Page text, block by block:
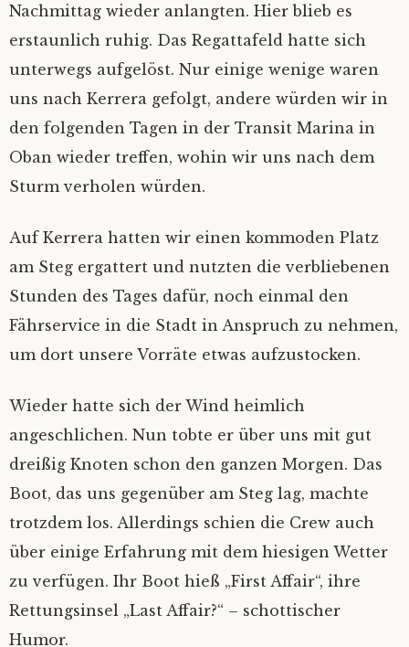
Hausmannskost
Verwaschene Zeit
Voll auf Zucker
Küstenpfade
Wir sind nett
‚Keine Sonnenuntergänge, bitte…‘
Postbox inside
Boat Stop
Regenbogen und andere Kausalketten
Fair winds
Sitzriesen ohne Schuhe
Flachwasser
Muttis Parkplatz
‚Gute Wahl, hätte ich auch genommen‘
Zurückfahren ist immer sch…
Lichtermeer
‚Kein Wind von vorn’
Unsichtig
Damp – ausgetrickst
Schilksee – drunter und drüber
Schoko-Traum
Aufsässig Teil 2
Mondsonate
Wir sehen uns im Hafen
Graduelle Unterschiede
Durchgedreht
Bald rum
Vergessene Orte – versunkene Welten
Nicht Sand in den Schuhn, nur Schlick an
den Füßen
Einhand Ü-70
Hamburg in Glückstadt
Ruf nach dem Gennaker
Romantik im Schlicklock
Mythos Helgoland
Skippis Keks
Fast Juist
Abbruch
Schickeria
Ullas Container
Die schönste von allen…
Hab‘ ich‘s nicht gesagt?
Sahne-Gate
Verschlüsselung
Rumtreiber
Ganz wichtig: gelangweilt gucken…
Kalt erwischt
Lichtermeer
Von Inseln, Krabben und späten Einsichten
Schmetterlinge auf dem Wasser
Langläufer, Querläufer, Tiefgänger
Gut gespült
Die Welt für ein Segel
Spiekeroog 2019
Unterelbe
Spiekeroog
Helgoland
Wer misst, misst Mist
‚Das ist hier bei uns so’
Kommunizierende Röhren
Enthusiastisches Unwissen
Nummer fünf lebt – fast
‚Rückwärts geht!‘
Fairy Glen, Lamlash und der Abschied von
Nachmittag wieder anlangten. Hier blieb es
erstaunlich ruhig. Das Regattafeld hatte sich
unterwegs aufgelöst. Nur einige wenige waren
uns nach Kerrera gefolgt, andere würden wir in
den folgenden Tagen in der Transit Marina in
Oban wieder treffen, wohin wir uns nach dem
Sturm verholen würden.
Auf Kerrera hatten wir einen kommoden Platz
am Steg ergattert und nutzten die verbliebenen
Stunden des Tages dafür, noch einmal den
Fährservice in die Stadt in Anspruch zu nehmen,
um dort unsere Vorräte etwas aufzustocken.
Wieder hatte sich der Wind heimlich
angeschlichen. Nun tobte er über uns mit gut
dreißig Knoten schon den ganzen Morgen. Das
Boot, das uns gegenüber am Steg lag, machte
trotzdem los. Allerdings schien die Crew auch
über einige Erfahrung mit dem hiesigen Wetter
zu verfügen. Ihr Boot hieß „First Affair“, ihre
Rettungsinsel „Last Affair?“ – schottischer
Humor.